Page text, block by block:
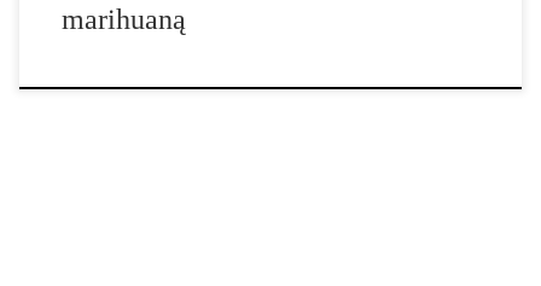
marihuaną